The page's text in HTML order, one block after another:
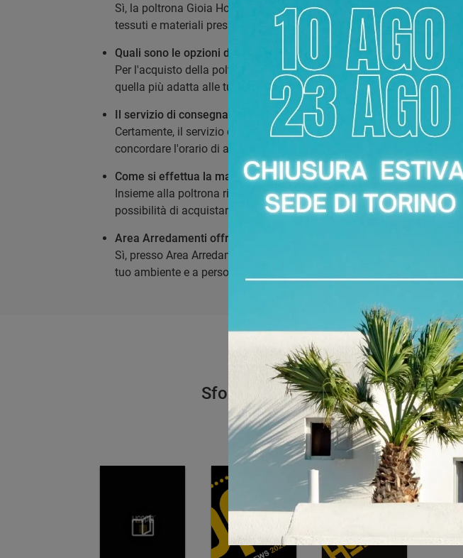
Sì, la poltrona Gioia Hoppla è personalizzabile. Offriamo la
tessuti e materiali presso la nostra materioteca.
Quali sono le opzioni di pagamento rateizzato per l'acquisto della
Per l'acquisto della poltrona Hoppla Gioia, offriamo diverse formule
quella più adatta alle tue esigenze.
Il servizio di consegna e montaggio della poltrona Gioia Hoppla è
Certamente, il servizio di consegna e montaggio della poltrona è
concordare l'orario di arrivo a Ciriè.
Come si effettua la manutenzione della poltrona Gioia Hoppla per
Insieme alla poltrona riceverai un manuale di manutenzione
possibilità di acquistare pezzi di ricambio.
Area Arredamenti offre servizi di progettazione 3D per la poltrona
Sì, presso Area Arredamenti a Torino, puoi usufruire del nostro
tuo ambiente e a personalizzarla al meglio.
Sfoglia i cataloghi